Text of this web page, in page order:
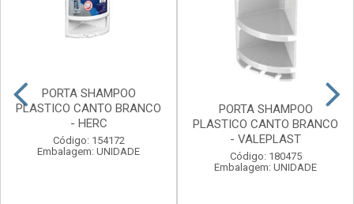
PORTA SHAMPOO
PLASTICO CANTO BRANCO
- HERC
Código: 154172
Embalagem: UNIDADE
PORTA SHAMPOO
PLASTICO CANTO BRANCO
- VALEPLAST
Código: 180475
Embalagem: UNIDADE